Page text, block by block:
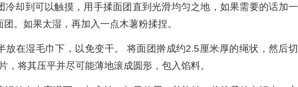
冷却到可以触摸，用手揉面团直到光滑均匀之地，如果需要的话加一
。如果太湿，再加入一点木薯粉揉捏。
放在湿毛巾下，以免变干。 将面团擀成约2.5厘米厚的绳状，然后切
，将其压平并尽可能薄地滚成圆形，包入馅料。